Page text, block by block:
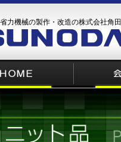
力機械の製作・改造の株式会社角田